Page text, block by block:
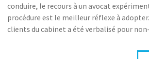
déduction,
PV
conduire, le recours à un avocat
procédure est le meilleur réflexe à
clients du cabinet a été verbalisé pour